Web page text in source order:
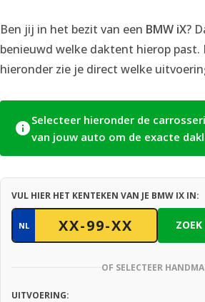
Ben jij in het bezit van een BMW iX?
benieuwd welke daktent hierop past.
hieronder zie je direct welke
Selecteer hieronder de
van jouw auto om de exacte
VUL HIER HET KENTEKEN VAN JE BMW IX IN:
NL
OF SELECTEER
UITVOERING: